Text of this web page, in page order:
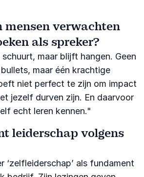
mensen verwachten
als spreker?
maar blijft hangen. Geen
maar één krachtige
niet perfect te zijn om impact
jezelf durven zijn. En daarvoor
echt leren kennen."
leiderschap volgens
‘zelfleiderschap’ als fundament